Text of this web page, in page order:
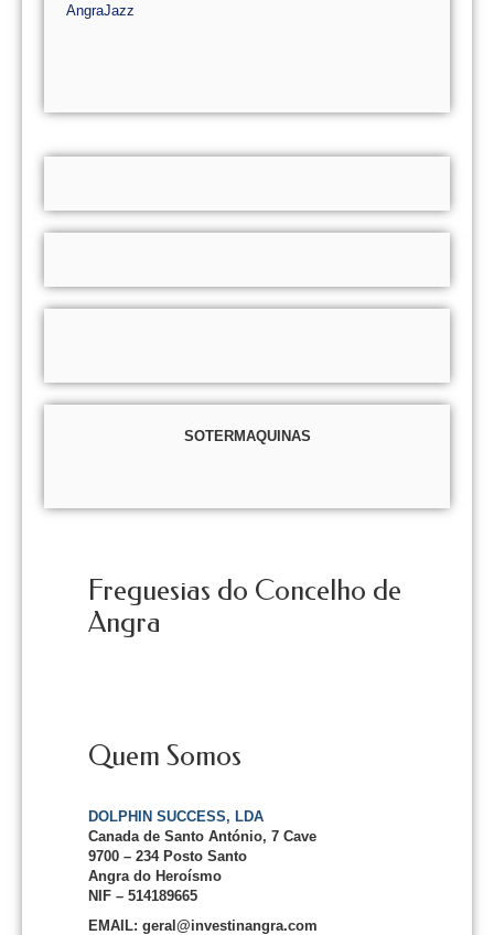
AngraJazz
SOTERMAQUINAS
Freguesias do Concelho de
Angra
Quem Somos
DOLPHIN SUCCESS, LDA
Canada de Santo António, 7 Cave
9700 – 234 Posto Santo
Angra do Heroísmo
NIF – 514189665
EMAIL: geral@investinangra.com